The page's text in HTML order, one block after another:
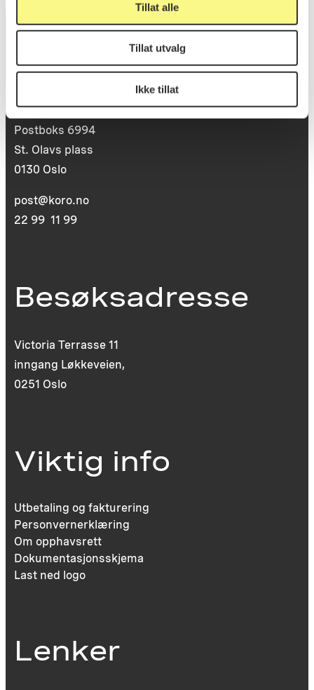
Tillat alle
Tillat utvalg
Ikke tillat
Postadresse
Postboks 6994
St. Olavs plass
0130 Oslo
post@koro.no
22 99 11 99
Besøksadresse
Victoria Terrasse 11
inngang Løkkeveien,
0251 Oslo
Viktig info
Utbetaling og fakturering
Personvernerklæring
Om opphavsrett
Dokumentasjonsskjema
Last ned logo
Lenker